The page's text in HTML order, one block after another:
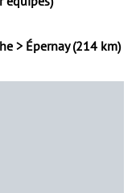
> Épernay (214 km)